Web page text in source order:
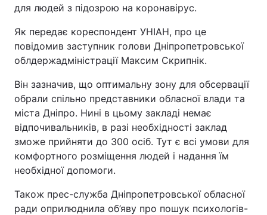
для людей з підозрою на коронавірус.
Як передає кореспондент УНІАН, про це
повідомив заступник голови Дніпропетровської
облдержадміністрації Максим Скрипнік.
Він зазначив, що оптимальну зону для обсервації
обрали спільно представники обласної влади та
міста Дніпро. Нині в цьому закладі немає
відпочивальників, в разі необхідності заклад
зможе прийняти до 300 осіб. Тут є всі умови для
комфортного розміщення людей і надання їм
необхідної допомоги.
Також прес-служба Дніпропетровської обласної
ради оприлюднила об’яву про пошук психологів-